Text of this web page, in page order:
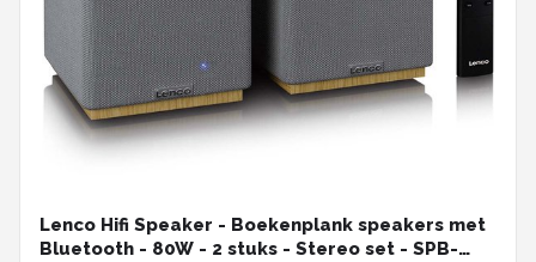
Lenco Hifi Speaker - Boekenplank speakers met
Bluetooth - 80W - 2 stuks - Stereo set - SPB-